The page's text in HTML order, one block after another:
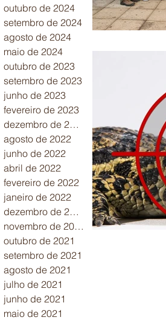
outubro de 2024
setembro de 2024
agosto de 2024
maio de 2024
outubro de 2023
setembro de 2023
junho de 2023
fevereiro de 2023
dezembro de 2022
agosto de 2022
junho de 2022
abril de 2022
fevereiro de 2022
janeiro de 2022
dezembro de 2021
novembro de 2021
outubro de 2021
setembro de 2021
agosto de 2021
julho de 2021
junho de 2021
maio de 2021